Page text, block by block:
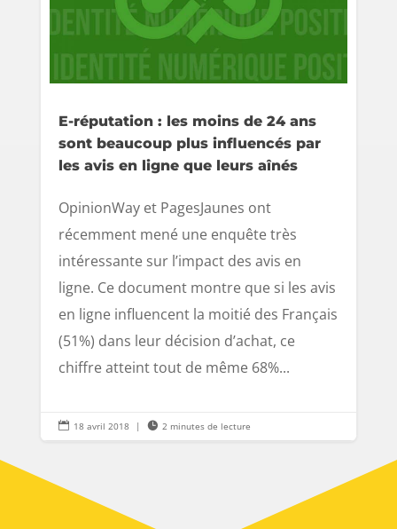
E-réputation : les moins de 24 ans
sont beaucoup plus influencés par
les avis en ligne que leurs aînés
OpinionWay et PagesJaunes ont
récemment mené une enquête très
intéressante sur l’impact des avis en
ligne. Ce document montre que si les avis
en ligne influencent la moitié des Français
(51%) dans leur décision d’achat, ce
chiffre atteint tout de même 68%...
 18 avril 2018 |  2 minutes de lecture